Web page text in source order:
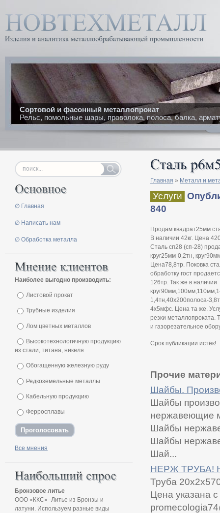
Сортовой и фасонный металлопрокат
Рельс, помольные шары, проволока, полоса, балка,
Главная » Металл и
Услуги
840
Продам квадрат25мм
В наличии 42кг. Цена
Сталь сп28 (сп-28)
круг25мм-0,2тн,
Цена78,8тр. Поковка
обработку гост
126тр. Так же в наличии
1,4тн,40х200полоса-
4х5мфс. Цена та же.
резки металлопроката.
и газорезательное
Срок публикации истёк!
Прочие
Шайбы.
Шайбы
нержавеющие
Шайбы
Шайбы
Шай...
НЕРЖ ТРУБА!
Труба
Цена указана
∅ Главная
∅ Написать нам
∅ Обработка металла
Наиболее выгодно производить:
Листовой прокат
Трубные изделия
Лом цветных металлов
Высокотехнологичную продукцию
из стали, титана, никеля
Обогащенную железную руду
Редкоземельные металлы
Кабельную продукцию
Ферросплавы
Все мнения
Бронзовое литье
ООО «ККС» -Литье из Бронзы и
латуни. Используем разные виды